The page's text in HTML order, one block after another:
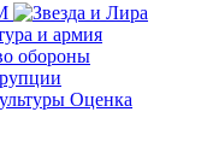
и армия
обороны
Оценка